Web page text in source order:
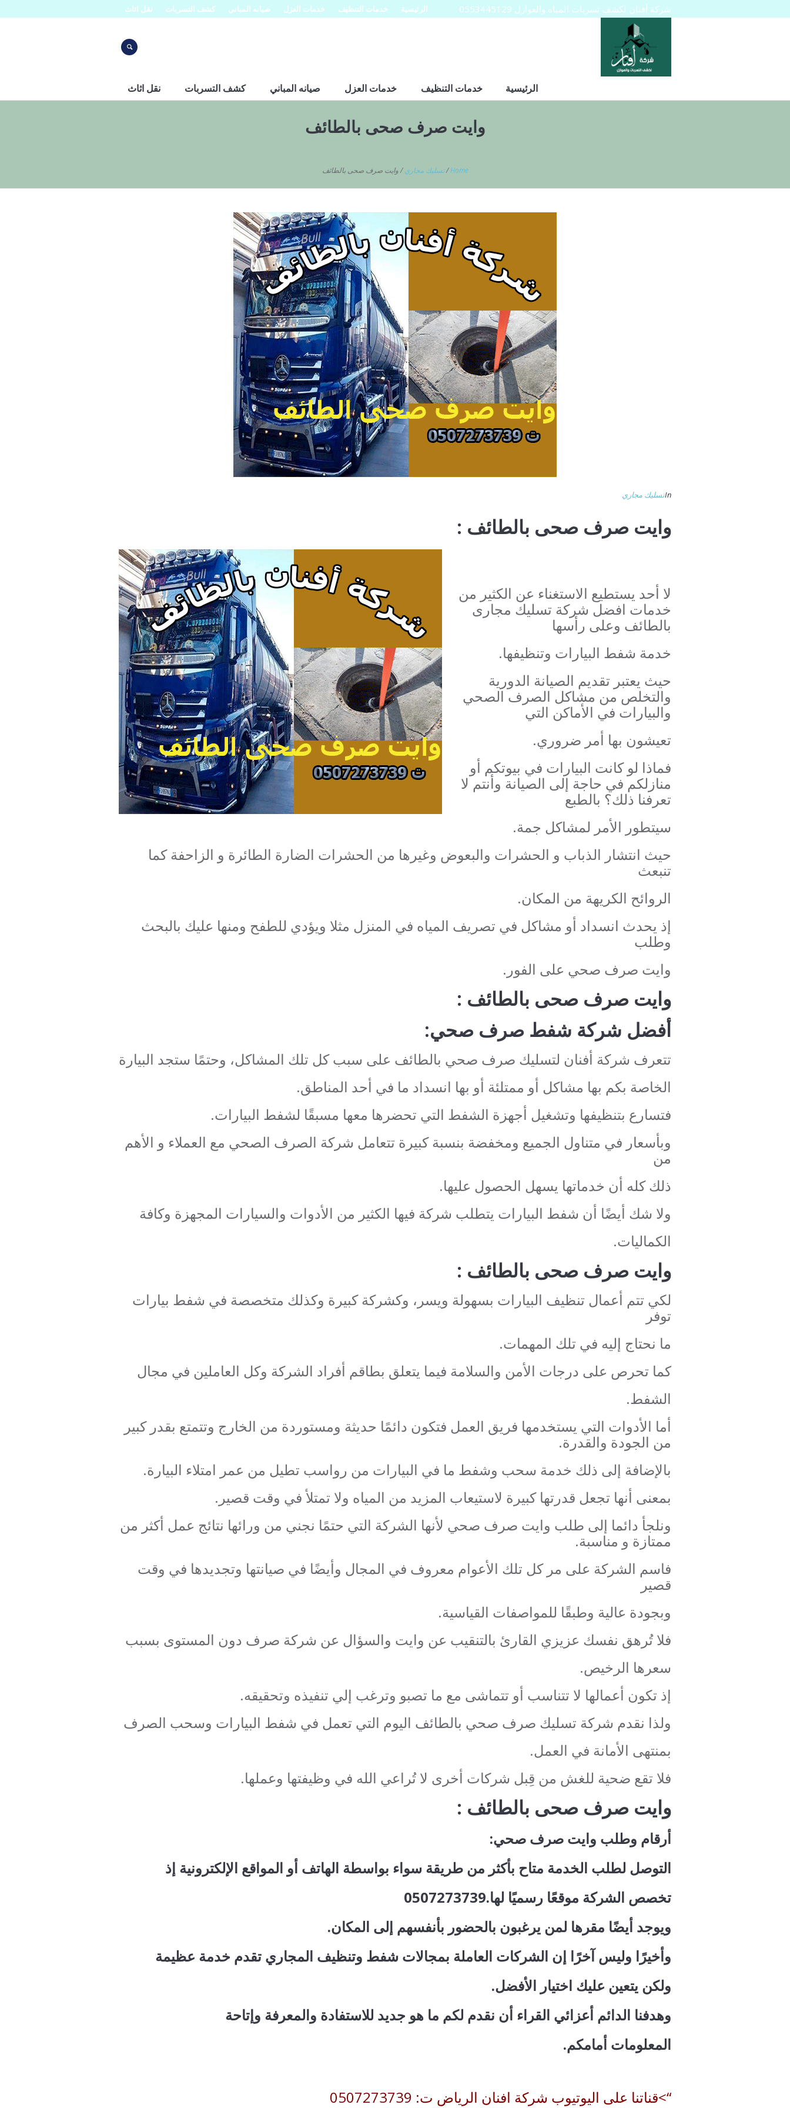
الرئيسية خدمات التنظيف خدمات العزل صيانه المباني كشف التسربات نقل اثاث شركة أفنان لكشف تسربات المياه والعوازل 0553445129
الرئيسية خدمات التنظيف خدمات العزل صيانه المباني كشف التسربات نقل اثاث
وايت صرف صحى بالطائف
Home
/تسليك مجاري /وايت صرف صحى بالطائف
Inتسليك مجاري
وايت صرف صحى بالطائف :
لا أحد يستطيع الاستغناء عن الكثير من
خدمات افضل شركة تسليك مجارى
بالطائف وعلى رأسها
خدمة شفط البيارات وتنظيفها.
حيث يعتبر تقديم الصيانة الدورية
والتخلص من مشاكل الصرف الصحي
والبيارات في الأماكن التي
تعيشون بها أمر ضروري.
فماذا لو كانت البيارات في بيوتكم أو
منازلكم في حاجة إلى الصيانة وأنتم لا
تعرفنا ذلك؟ بالطبع
سيتطور الأمر لمشاكل جمة.
حيث انتشار الذباب و الحشرات والبعوض وغيرها من الحشرات الضارة الطائرة و الزاحفة كما
تنبعث
الروائح الكريهة من المكان.
إذ يحدث انسداد أو مشاكل في تصريف المياه في المنزل مثلا ويؤدي للطفح ومنها عليك بالبحث
وطلب
وايت صرف صحي على الفور.
وايت صرف صحى بالطائف :
أفضل شركة شفط صرف صحي:
تتعرف شركة أفنان لتسليك صرف صحي بالطائف على سبب كل تلك المشاكل، وحتمًا ستجد البيارة
الخاصة بكم بها مشاكل أو ممتلئة أو بها انسداد ما في أحد المناطق.
فتسارع بتنظيفها وتشغيل أجهزة الشفط التي تحضرها معها مسبقًا لشفط البيارات.
وبأسعار في متناول الجميع ومخفضة بنسبة كبيرة تتعامل شركة الصرف الصحي مع العملاء و الأهم
من
ذلك كله أن خدماتها يسهل الحصول عليها.
ولا شك أيضًا أن شفط البيارات يتطلب شركة فيها الكثير من الأدوات والسيارات المجهزة وكافة
الكماليات.
وايت صرف صحى بالطائف :
لكي تتم أعمال تنظيف البيارات بسهولة ويسر، وكشركة كبيرة وكذلك متخصصة في شفط بيارات
توفر
ما نحتاج إليه في تلك المهمات.
كما تحرص على درجات الأمن والسلامة فيما يتعلق بطاقم أفراد الشركة وكل العاملين في مجال
الشفط.
أما الأدوات التي يستخدمها فريق العمل فتكون دائمًا حديثة ومستوردة من الخارج وتتمتع بقدر كبير
من الجودة والقدرة.
بالإضافة إلى ذلك خدمة سحب وشفط ما في البيارات من رواسب تطيل من عمر امتلاء البيارة.
بمعنى أنها تجعل قدرتها كبيرة لاستيعاب المزيد من المياه ولا تمتلأ في وقت قصير.
ونلجأ دائما إلى طلب وايت صرف صحي لأنها الشركة التي حتمًا نجني من ورائها نتائج عمل أكثر من
ممتازة و مناسبة.
فاسم الشركة على مر كل تلك الأعوام معروف في المجال وأيضًا في صيانتها وتجديدها في وقت
قصير
وبجودة عالية وطبقًا للمواصفات القياسية.
فلا تُرهق نفسك عزيزي القارئ بالتنقيب عن وايت والسؤال عن شركة صرف دون المستوى بسبب
سعرها الرخيص.
إذ تكون أعمالها لا تتناسب أو تتماشى مع ما تصبو وترغب إلي تنفيذه وتحقيقه.
ولذا نقدم شركة تسليك صرف صحي بالطائف اليوم التي تعمل في شفط البيارات وسحب الصرف
بمنتهى الأمانة في العمل.
فلا تقع ضحية للغش من قِبل شركات أخرى لا تُراعي الله في وظيفتها وعملها.
وايت صرف صحى بالطائف :
أرقام وطلب وايت صرف صحي:
التوصل لطلب الخدمة متاح بأكثر من طريقة سواء بواسطة الهاتف أو المواقع الإلكترونية إذ
تخصص الشركة موقعًا رسميًا لها.0507273739
ويوجد أيضًا مقرها لمن يرغبون بالحضور بأنفسهم إلى المكان.
وأخيرًا وليس آخرًا إن الشركات العاملة بمجالات شفط وتنظيف المجاري تقدم خدمة عظيمة
ولكن يتعين عليك اختيار الأفضل.
وهدفنا الدائم أعزائي القراء أن نقدم لكم ما هو جديد للاستفادة والمعرفة وإتاحة
المعلومات أمامكم.
“>قناتنا على اليوتيوب شركة افنان الرياض ت: 0507273739